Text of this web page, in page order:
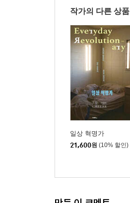
작가의 다른 상품
일상 혁명가
21,600원 (10% 할인)